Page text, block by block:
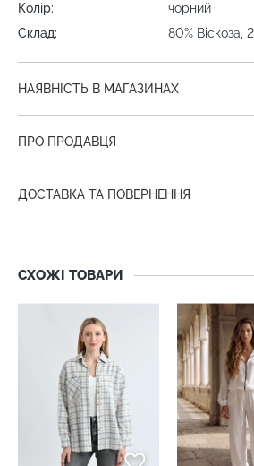
Колір:
чорний
Склад:
80% Віскоза,
НАЯВНІСТЬ В МАГАЗИНАХ
ПРО ПРОДАВЦЯ
ДОСТАВКА ТА ПОВЕРНЕННЯ
СХОЖІ ТОВАРИ